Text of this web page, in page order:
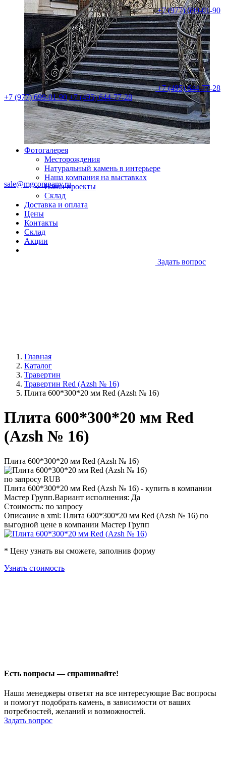
Фотогалерея
Месторождения
Натуральный камень в интерьере
Наша компания на выставках
Наши проекты
Склад
Доставка и оплата
Цены
Контакты
Склад
Акции
+7 (977) 699-01-90
+7 (495) 644-77-28
+7 (977) 699-01-90 +7 (495) 644-77-28
sale@mgcompany.ru
Задать вопрос
Главная
Каталог
Травертин
Травертин Red (Azsh № 16)
Плита 600*300*20 мм Red (Azsh № 16)
Плита 600*300*20 мм Red
(Azsh № 16)
Плита 600*300*20 мм Red (Azsh № 16)
по запросу RUB
Плита 600*300*20 мм Red (Azsh № 16) - купить в компании
Мастер Групп.Вариант исполнения: Да
Стоимость: по запросу
Описание в xml: Плита 600*300*20 мм Red (Azsh № 16) по
выгодной цене в компании Мастер Групп
* Цену узнать вы сможете, заполнив форму
Узнать стоимость
Есть вопросы — спрашивайте!
Наши менеджеры ответят на все интересующие Вас вопросы
и помогут подобрать камень, в зависимости от ваших
потребностей, желаний и возможностей.
Задать вопрос